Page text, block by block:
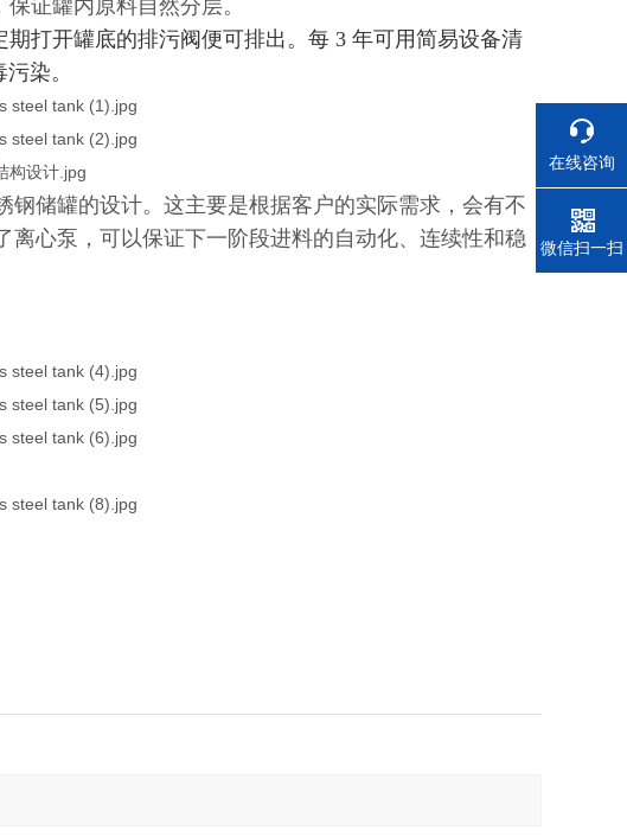
证罐内原料自然分层。
打开罐底的排污阀便可排出。每 3 年可用简易设备清
染。
储罐的设计。这主要是根据客户的实际需求，会有不
离心泵，可以保证下一阶段进料的自动化、连续性和稳
在线咨询
电话
微信扫一扫